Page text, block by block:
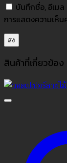
บันทึกชื่อ, อีเมล
การแสดงความเห็
สินค้าที่เกี่ยวข้อง